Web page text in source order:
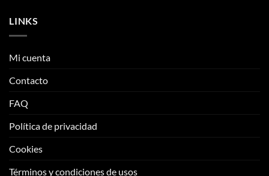
LINKS
Mi cuenta
Contacto
FAQ
Política de privacidad
Cookies
Términos y condiciones de usos